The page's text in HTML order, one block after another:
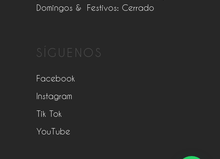
Domingos & Festivos: Cerrado
SÍGUENOS
Facebook
Instagram
Tik Tok
YouTube